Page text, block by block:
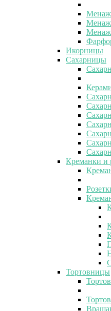
Икорницы
Сахарницы
Креманки и
Тортовницы